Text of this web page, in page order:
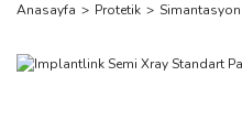
Anasayfa Protetik Simantasyon